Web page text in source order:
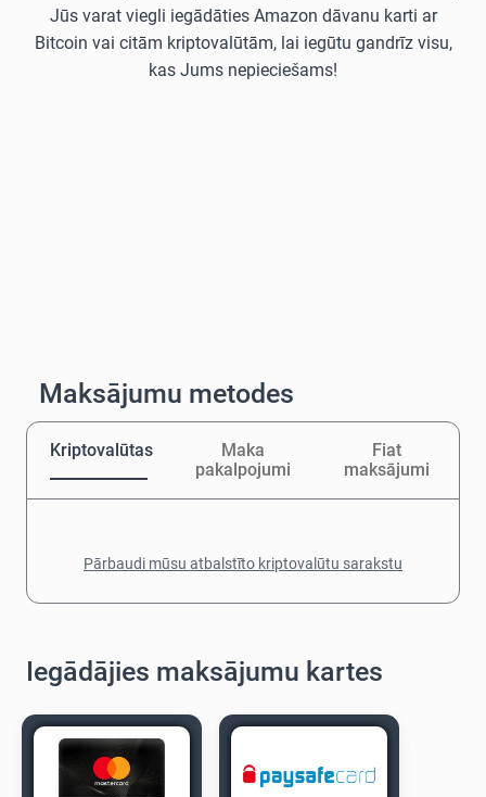
Jūs varat viegli iegādāties Amazon dāvanu karti ar
Bitcoin vai citām kriptovalūtām, lai iegūtu gandrīz visu,
kas Jums nepieciešams!
Maksājumu metodes
Kriptovalūtas
Maka
pakalpojumi
Fiat
maksājumi
Pārbaudi mūsu atbalstīto kriptovalūtu sarakstu
Iegādājies maksājumu kartes